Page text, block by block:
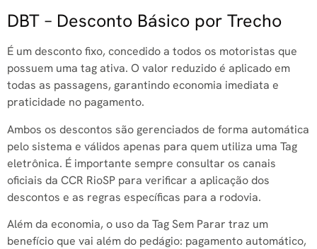
DBT – Desconto Básico por Trecho
É um desconto fixo, concedido a todos os motoristas que
possuem uma tag ativa. O valor reduzido é aplicado em
todas as passagens, garantindo economia imediata e
praticidade no pagamento.
Ambos os descontos são gerenciados de forma automática
pelo sistema e válidos apenas para quem utiliza uma Tag
eletrônica. É importante sempre consultar os canais
oficiais da CCR RioSP para verificar a aplicação dos
descontos e as regras específicas para a rodovia.
Além da economia, o uso da Tag Sem Parar traz um
benefício que vai além do pedágio: pagamento automático,